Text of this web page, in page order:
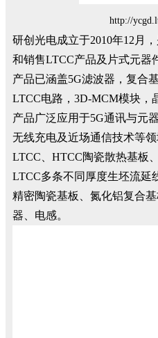
http://
研创光电成立于2010年12月
和销售LTCC产品及片式元器
产品已涵盖5G滤波器，复合
LTCC电路，3D-MCM模块，
产品广泛应用于5G通讯与元
无线充电及近场通信技术等
LTCC、HTCC陶瓷散热基板
LTCC多条不同厚度生坯流延
精密陶瓷基板、氮化铝复合
器、电感。